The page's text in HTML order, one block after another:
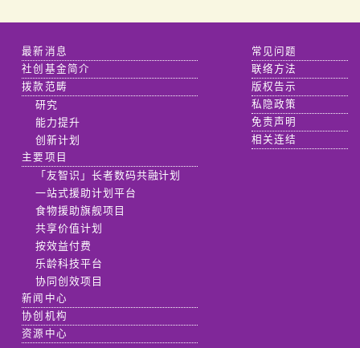
最新消息
社创基金简介
拨款范畴
研究
能力提升
创新计划
主要项目
「友智识」长者数码共融计划
一站式援助计划平台
食物援助旗舰项目
共享价值计划
按效益付费
乐龄科技平台
协同创效项目
新闻中心
协创机构
资源中心
常见问题
联络方法
版权告示
私隐政策
免责声明
相关连结